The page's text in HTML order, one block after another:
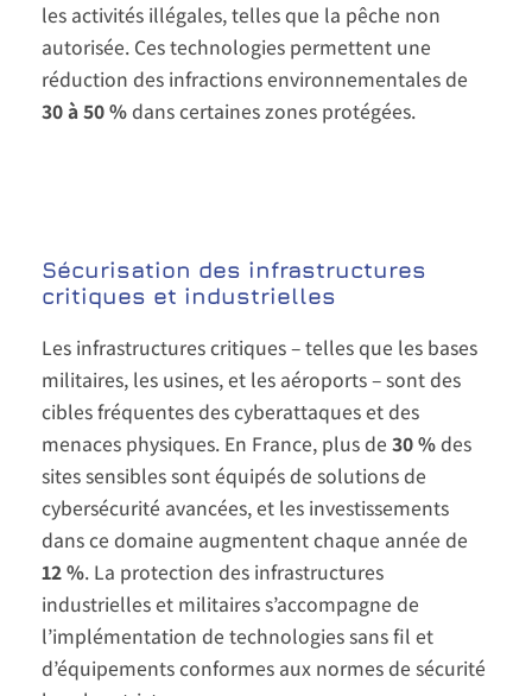
les activités illégales, telles que la pêche non
autorisée. Ces technologies permettent une
réduction des infractions environnementales de
30 à 50 %dans certaines zones protégées.
Sécurisation des infrastructures
critiques et industrielles
Les infrastructures critiques – telles que les bases
militaires, les usines, et les aéroports – sont des
cibles fréquentes des cyberattaques et des
menaces physiques. En France, plus de 30 %des
sites sensibles sont équipés de solutions de
cybersécurité avancées, et les investissements
dans ce domaine augmentent chaque année de
12 %. La protection des infrastructures
industrielles et militaires s’accompagne de
l’implémentation de technologies sans fil et
d’équipements conformes aux normes de sécurité